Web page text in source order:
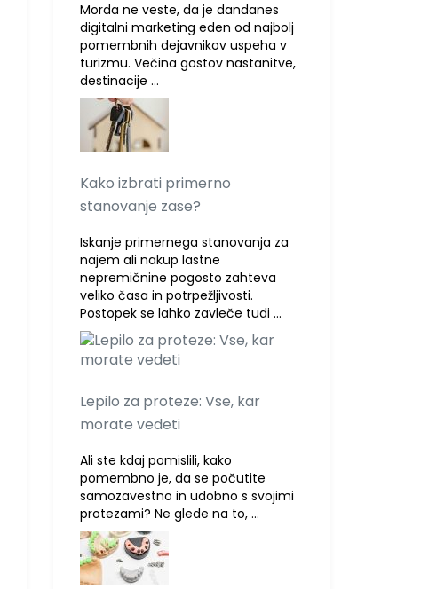
Morda ne veste, da je dandanes
digitalni marketing eden od najbolj
pomembnih dejavnikov uspeha v
turizmu. Večina gostov nastanitve,
destinacije …
Kako izbrati primerno
stanovanje zase?
Iskanje primernega stanovanja za
najem ali nakup lastne
nepremičnine pogosto zahteva
veliko časa in potrpežljivosti.
Postopek se lahko zavleče tudi …
Lepilo za proteze: Vse, kar
morate vedeti
Ali ste kdaj pomislili, kako
pomembno je, da se počutite
samozavestno in udobno s svojimi
protezami? Ne glede na to, …